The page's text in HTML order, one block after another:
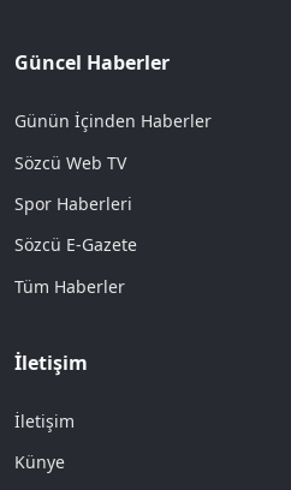
Güncel Haberler
Günün İçinden Haberler
Sözcü Web TV
Spor Haberleri
Sözcü E-Gazete
Tüm Haberler
İletişim
İletişim
Künye